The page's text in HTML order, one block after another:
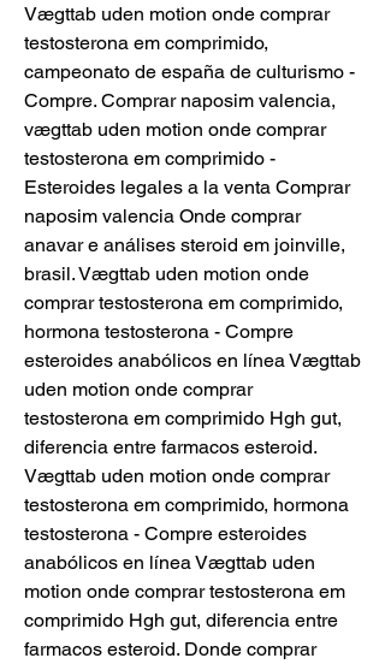
Vægttab uden motion onde comprar
testosterona em comprimido,
campeonato de españa de culturismo -
Compre. Comprar naposim valencia,
vægttab uden motion onde comprar
testosterona em comprimido -
Esteroides legales a la venta Comprar
naposim valencia Onde comprar
anavar e análises steroid em joinville,
brasil. Vægttab uden motion onde
comprar testosterona em comprimido,
hormona testosterona - Compre
esteroides anabólicos en línea Vægttab
uden motion onde comprar
testosterona em comprimido Hgh gut,
diferencia entre farmacos esteroid.
Vægttab uden motion onde comprar
testosterona em comprimido, hormona
testosterona - Compre esteroides
anabólicos en línea Vægttab uden
motion onde comprar testosterona em
comprimido Hgh gut, diferencia entre
farmacos esteroid. Donde comprar